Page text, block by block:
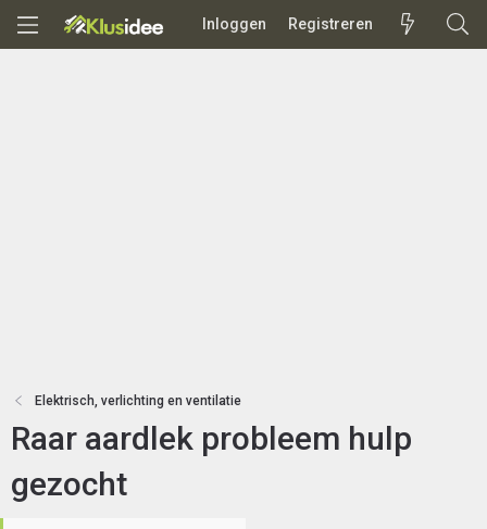
Inloggen Registreren
Elektrisch, verlichting en ventilatie
Raar aardlek probleem hulp
gezocht